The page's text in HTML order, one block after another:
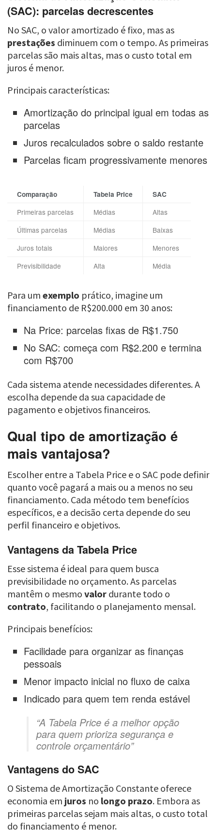
(SAC): parcelas decrescentes
No SAC, o valor amortizado é fixo, mas as
prestações diminuem com o tempo. As primeiras
parcelas são mais altas, mas o custo total em
juros é menor.
Principais características:
Amortização do principal igual em todas as
parcelas
Juros recalculados sobre o saldo restante
Parcelas ficam progressivamente menores
Comparação Tabela Price SAC
Primeiras parcelas Médias
Altas
Últimas parcelas
Médias
Baixas
Juros totais
Maiores
Menores
Previsibilidade
Alta Média
Para um exemplo prático, imagine um
financiamento de R$200.000 em 30 anos:
Na Price: parcelas fixas de R$1.750
No SAC: começa com R$2.200 e termina
com R$700
Cada sistema atende necessidades diferentes. A
escolha depende da sua capacidade de
pagamento e objetivos financeiros.
Qual tipo de amortização é
mais vantajosa?
Escolher entre a Tabela Price e o SAC pode definir
quanto você pagará a mais ou a menos no seu
financiamento. Cada método tem benefícios
específicos, e a decisão certa depende do seu
perfil financeiro e objetivos.
Vantagens da Tabela Price
Esse sistema é ideal para quem busca
previsibilidade no orçamento. As parcelas
mantêm o mesmo valor durante todo o
contrato, facilitando o planejamento mensal.
Principais benefícios:
Facilidade para organizar as finanças
pessoais
Menor impacto inicial no fluxo de caixa
Indicado para quem tem renda estável
“A Tabela Price é a melhor opção
para quem prioriza segurança e
controle orçamentário”
Vantagens do SAC
O Sistema de Amortização Constante oferece
economia em juros no longo prazo. Embora as
primeiras parcelas sejam mais altas, o custo total
do financiamento é menor.